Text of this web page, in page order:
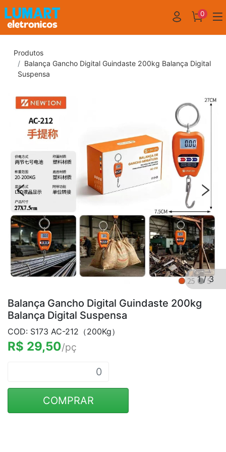
0
Produtos
Balança Gancho Digital Guindaste 200kg Balança Digital
Suspensa
1/3
Balança Gancho Digital Guindaste 200kg
Balança Digital Suspensa
COD: S173 AC-212（200Kg）
R$ 29,50/pç
COMPRAR